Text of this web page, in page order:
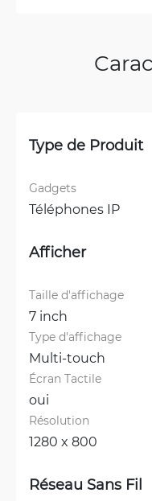
Type de Produit
Gadgets
Téléphones IP
Afficher
Taille d'affichage
7 inch
Type d'affichage
Multi-touch
Écran Tactile
oui
Résolution
1280 x 800
Réseau Sans Fil